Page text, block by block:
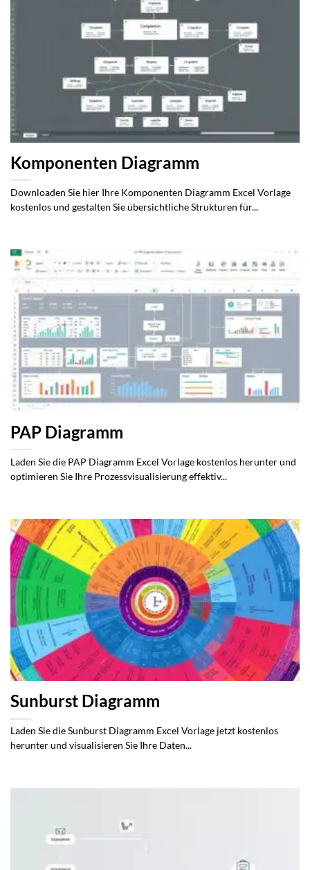
Komponenten Diagramm
Downloaden Sie hier Ihre Komponenten Diagramm Excel Vorlage
kostenlos und gestalten Sie übersichtliche Strukturen für...
PAP Diagramm
Laden Sie die PAP Diagramm Excel Vorlage kostenlos herunter und
optimieren Sie Ihre Prozessvisualisierung effektiv...
Sunburst Diagramm
Laden Sie die Sunburst Diagramm Excel Vorlage jetzt kostenlos
herunter und visualisieren Sie Ihre Daten...